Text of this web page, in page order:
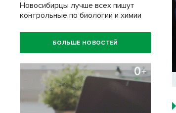
Новосибирцы лучше всех пишут
контрольные по биологии и химии
БОЛЬШЕ НОВОСТЕЙ